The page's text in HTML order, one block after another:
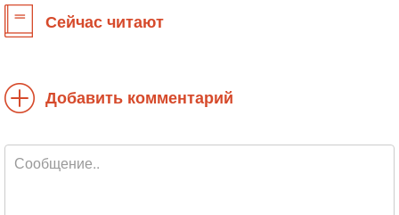
Сейчас читают
Добавить комментарий